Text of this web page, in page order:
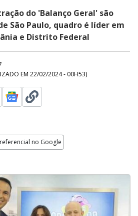
do 'Balanço Geral' são
São Paulo, quadro é líder em
e Distrito Federal
EM 22/02/2024 - 00H53)
no Google